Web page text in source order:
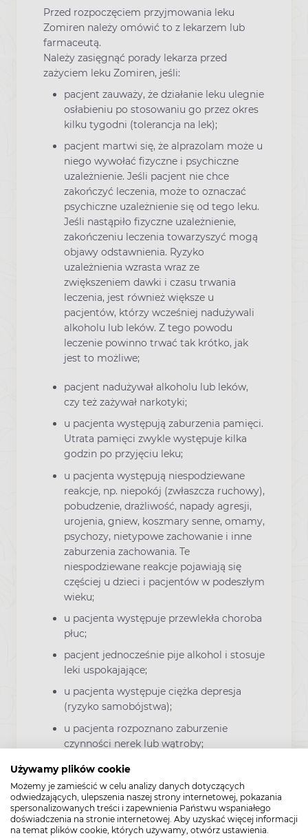
Używamy plików cookie
Możemy je zamieścić w celu analizy danych dotyczących
odwiedzających, ulepszenia naszej strony internetowej, pokazania
spersonalizowanych treści i zapewnienia Państwu wspaniałego
doświadczenia na stronie internetowej. Aby uzyskać więcej informacji
na temat plików cookie, których używamy, otwórz ustawienia.
Przed rozpoczęciem przyjmowania leku
Zomiren należy omówić to z lekarzem lub
farmaceutą.
Należy zasięgnąć porady lekarza przed
zażyciem leku Zomiren, jeśli:
pacjent zauważy, że działanie leku ulegnie
osłabieniu po stosowaniu go przez okres
kilku tygodni (tolerancja na lek);
pacjent martwi się, że alprazolam może u
niego wywołać fizyczne i psychiczne
uzależnienie. Jeśli pacjent nie chce
zakończyć leczenia, może to oznaczać
psychiczne uzależnienie się od tego leku.
Jeśli nastąpiło fizyczne uzależnienie,
zakończeniu leczenia towarzyszyć mogą
objawy odstawnienia. Ryzyko
uzależnienia wzrasta wraz ze
zwiększeniem dawki i czasu trwania
leczenia, jest również większe u
pacjentów, którzy wcześniej nadużywali
alkoholu lub leków. Z tego powodu
leczenie powinno trwać tak krótko, jak
jest to możliwe;
pacjent nadużywał alkoholu lub leków,
czy też zażywał narkotyki;
u pacjenta występują zaburzenia pamięci.
Utrata pamięci zwykle występuje kilka
godzin po przyjęciu leku;
u pacjenta występują niespodziewane
reakcje, np. niepokój (zwłaszcza ruchowy),
pobudzenie, drażliwość, napady agresji,
urojenia, gniew, koszmary senne, omamy,
psychozy, nietypowe zachowanie i inne
zaburzenia zachowania. Te
niespodziewane reakcje pojawiają się
częściej u dzieci i pacjentów w podeszłym
wieku;
u pacjenta występuje przewlekła choroba
płuc;
pacjent jednocześnie pije alkohol i stosuje
leki uspokajające;
u pacjenta występuje ciężka depresja
(ryzyko samobójstwa);
u pacjenta rozpoznano zaburzenie
czynności nerek lub wątroby;
u pacjenta rozpoznano niektóre choroby
psychiczne.
Benzodiazepiny oraz podobne leki należy
stosować ostrożnie u pacjentów w podeszłym